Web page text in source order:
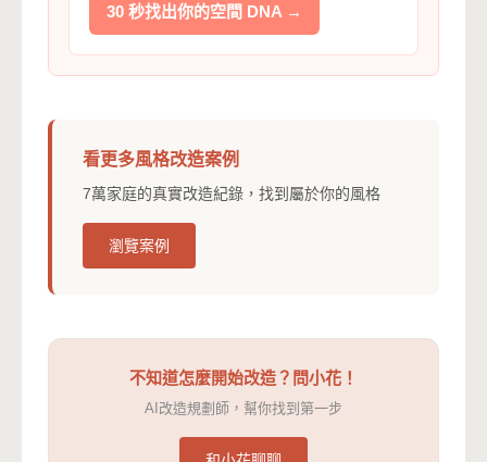
30 秒找出你的空間 DNA →
看更多風格改造案例
7萬家庭的真實改造紀錄，找到屬於你的風格
瀏覽案例
不知道怎麼開始改造？問小花！
AI改造規劃師，幫你找到第一步